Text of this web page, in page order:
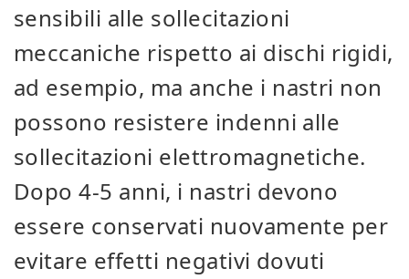
sensibili alle sollecitazioni
meccaniche rispetto ai dischi rigidi,
ad esempio, ma anche i nastri non
possono resistere indenni alle
sollecitazioni elettromagnetiche.
Dopo 4-5 anni, i nastri devono
essere conservati nuovamente per
evitare effetti negativi dovuti